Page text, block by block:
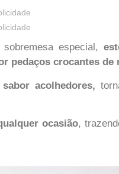
especial,
pedaços crocantes de
acolhedores,
ocasião,